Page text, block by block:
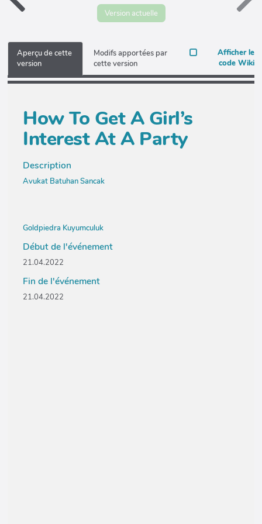
Version actuelle
Aperçu de cette
version
Modifs apportées par
cette version
Afficher le
code Wiki
How To Get A Girl’s
Interest At A Party
Description
Avukat Batuhan Sancak
Goldpiedra Kuyumculuk
Début de l'événement
21.04.2022
Fin de l'événement
21.04.2022